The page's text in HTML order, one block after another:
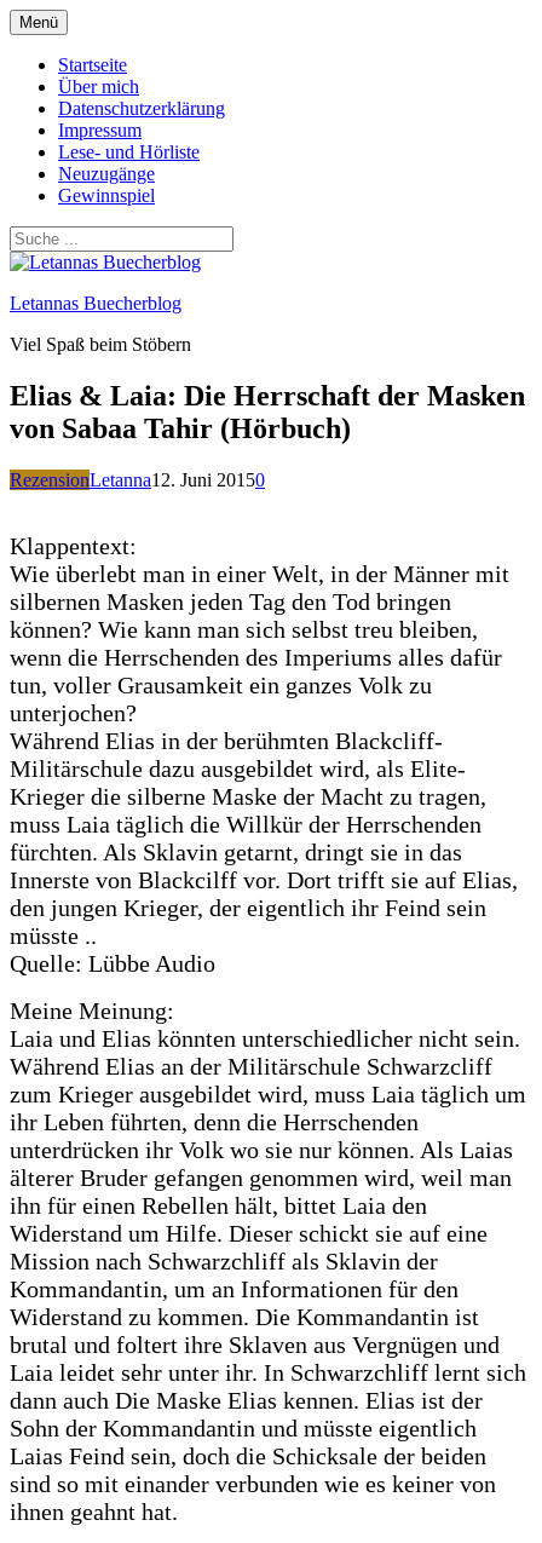
Zum
Inhalt
springen
Menü
Startseite
Über mich
Datenschutzerklärung
Impressum
Lese- und Hörliste
Neuzugänge
Gewinnspiel
Letannas Buecherblog
Viel Spaß beim Stöbern
Elias & Laia: Die Herrschaft der Masken
von Sabaa Tahir (Hörbuch)
RezensionLetanna12. Juni 20150
Klappentext:
Wie überlebt man in einer Welt, in der Männer mit
silbernen Masken jeden Tag den Tod bringen
können? Wie kann man sich selbst treu bleiben,
wenn die Herrschenden des Imperiums alles dafür
tun, voller Grausamkeit ein ganzes Volk zu
unterjochen?
Während Elias in der berühmten Blackcliff-
Militärschule dazu ausgebildet wird, als Elite-
Krieger die silberne Maske der Macht zu tragen,
muss Laia täglich die Willkür der Herrschenden
fürchten. Als Sklavin getarnt, dringt sie in das
Innerste von Blackcilff vor. Dort trifft sie auf Elias,
den jungen Krieger, der eigentlich ihr Feind sein
müsste ..
Quelle: Lübbe Audio
Meine Meinung:
Laia und Elias könnten unterschiedlicher nicht sein.
Während Elias an der Militärschule Schwarzcliff
zum Krieger ausgebildet wird, muss Laia täglich um
ihr Leben führten, denn die Herrschenden
unterdrücken ihr Volk wo sie nur können. Als Laias
älterer Bruder gefangen genommen wird, weil man
ihn für einen Rebellen hält, bittet Laia den
Widerstand um Hilfe. Dieser schickt sie auf eine
Mission nach Schwarzchliff als Sklavin der
Kommandantin, um an Informationen für den
Widerstand zu kommen. Die Kommandantin ist
brutal und foltert ihre Sklaven aus Vergnügen und
Laia leidet sehr unter ihr. In Schwarzchliff lernt sich
dann auch Die Maske Elias kennen. Elias ist der
Sohn der Kommandantin und müsste eigentlich
Laias Feind sein, doch die Schicksale der beiden
sind so mit einander verbunden wie es keiner von
ihnen geahnt hat.